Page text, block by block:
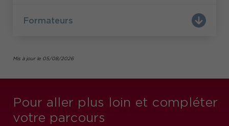
Formateurs
Mis à jour le 05/08/2026
Pour aller plus loin et compléter
votre parcours